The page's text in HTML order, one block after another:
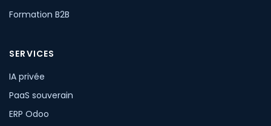
Formation B2B
SERVICES
IA privée
PaaS souverain
ERP Odoo